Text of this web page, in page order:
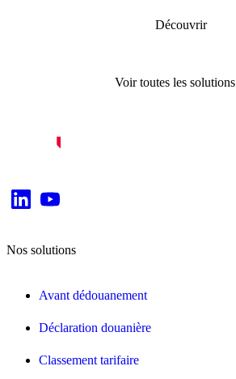
Découvrir
Voir toutes les solutions
Nos solutions
Avant dédouanement
Déclaration douanière
Classement tarifaire